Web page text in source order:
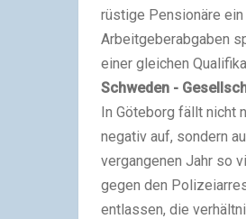
rüstige Pensionäre
Arbeitgeberabgaben
einer gleichen
Schweden -
In Göteborg fällt nicht
negativ auf, sondern
vergangenen Jahr so
gegen den
entlassen, die